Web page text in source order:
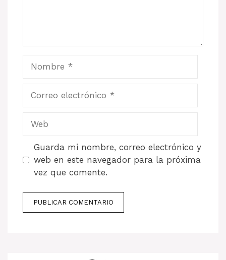
Nombre
Guarda mi nombre, correo electrónico y
web en este navegador para la próxima
vez que comente.